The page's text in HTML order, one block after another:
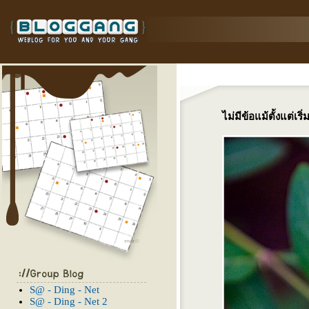
S@ - Ding - Net
S@ - Ding - Net 2
ไม่มีข้อแม้ตั้งแต่เริ่